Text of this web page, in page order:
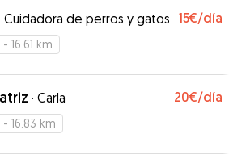
de que ha estado muy a gusto
Cuidadora de perros y gatos 15€/día
- 16.61 km
· Carla 20€/día
- 16.83 km